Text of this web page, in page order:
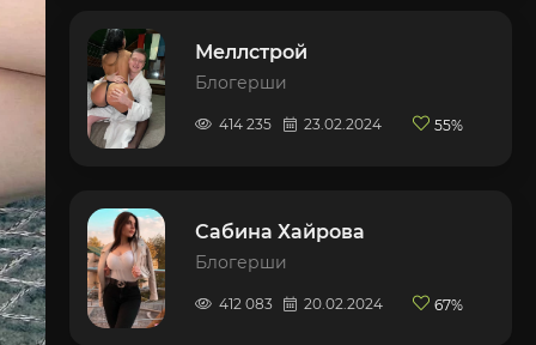
Меллстрой
Блогерши
414 235 23.02.2024 55%
Сабина Хайрова
Блогерши
412 083 20.02.2024 67%